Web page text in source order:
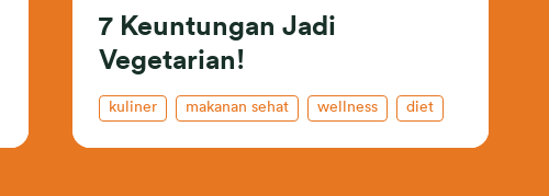
7 Keuntungan Jadi
Vegetarian!
kuliner makanan sehat wellness diet